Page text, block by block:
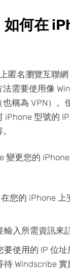
如何在
匿名瀏覽互聯
需要使用像
稱為 VPN）。
iPhone 型號的
變更您的
您的 iPhone 上
入所需資訊來
要使用的 IP 位
Windscribe 實